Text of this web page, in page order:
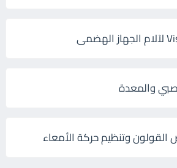
والمعدة
القولون وتنظيم حركة الأمعاء